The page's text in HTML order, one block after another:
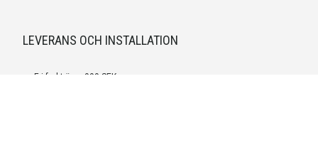
LEVERANS OCH INSTALLATION
Fri frakt över 999 SEK